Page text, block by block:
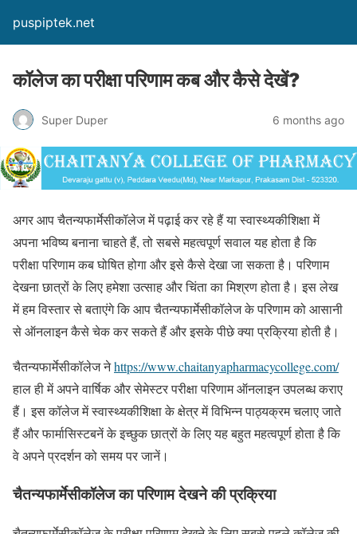
puspiptek.net
कॉलेज का परीक्षा परिणाम कब और कैसे देखें?
Super Duper 6 months ago
अगर आप चैतन्यफार्मेसीकॉलेज में पढ़ाई कर रहे हैं या स्वास्थ्यकीशिक्षा में
अपना भविष्य बनाना चाहते हैं, तो सबसे महत्वपूर्ण सवाल यह होता है कि
परीक्षा परिणाम कब घोषित होगा और इसे कैसे देखा जा सकता है। परिणाम
देखना छात्रों के लिए हमेशा उत्साह और चिंता का मिश्रण होता है। इस लेख
में हम विस्तार से बताएंगे कि आप चैतन्यफार्मेसीकॉलेज के परिणाम को आसानी
से ऑनलाइन कैसे चेक कर सकते हैं और इसके पीछे क्या प्रक्रिया होती है।
चैतन्यफार्मेसीकॉलेज नेhttps://www.chaitanyapharmacycollege.com/
हाल ही में अपने वार्षिक और सेमेस्टर परीक्षा परिणाम ऑनलाइन उपलब्ध कराए
हैं। इस कॉलेज में स्वास्थ्यकीशिक्षा के क्षेत्र में विभिन्न पाठ्यक्रम चलाए जाते
हैं और फार्मासिस्टबनें के इच्छुक छात्रों के लिए यह बहुत महत्वपूर्ण होता है कि
वे अपने प्रदर्शन को समय पर जानें।
चैतन्यफार्मेसीकॉलेज का परिणाम देखने की प्रक्रिया